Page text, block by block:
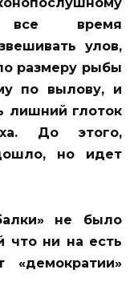
все время
улов,
размеру рыбы
по вылову, и
лишний глоток
До этого,
но идет
не было
что ни на есть